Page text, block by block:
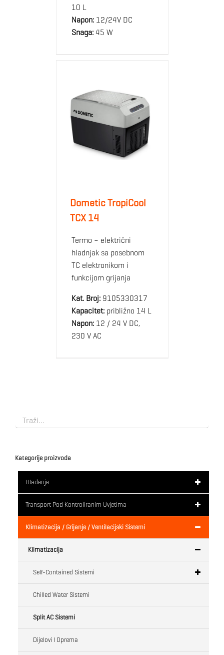
10 L
Napon:12/24V DC
Snaga:45 W
Dometic TropiCool
TCX 14
Termo – električni
hladnjak sa posebnom
TC elektronikom i
funkcijom grijanja
Kat. Broj:9105330317
Kapacitet:približno 14 L
Napon:12 / 24 V DC,
230 V AC
Kategorije proizvoda
Hlađenje
Transport Pod Kontroliranim Uvjetima
Klimatizacija / Grijanje / Ventilacijski Sistemi
Klimatizacija
Self-Contained Sistemi
Chilled Water Sistemi
Split AC Sistemi
Dijelovi I Oprema